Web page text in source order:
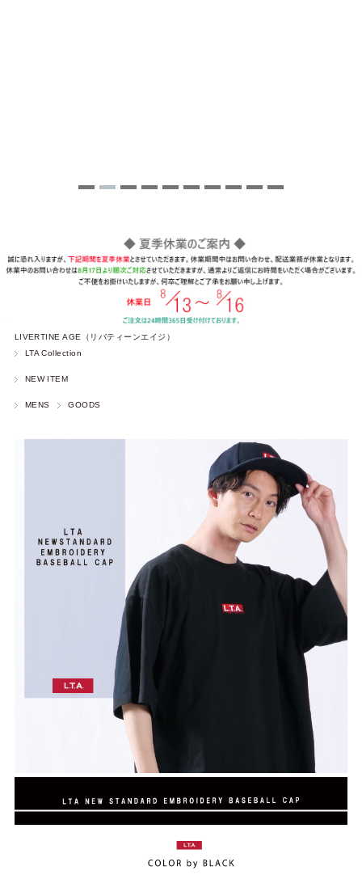
LIVERTINE AGE（リバティーンエイジ）
LTA Collection
NEW ITEM
MENS GOODS